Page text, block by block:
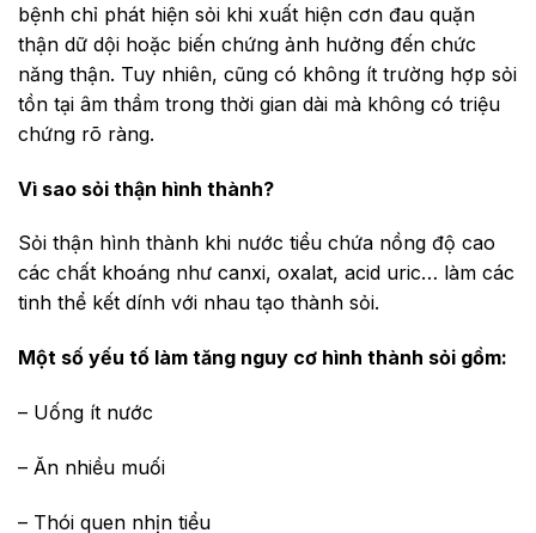
bệnh chỉ phát hiện sỏi khi xuất hiện cơn đau quặn
thận dữ dội hoặc biến chứng ảnh hưởng đến chức
năng thận. Tuy nhiên, cũng có không ít trường hợp sỏi
tồn tại âm thầm trong thời gian dài mà không có triệu
chứng rõ ràng.
Vì sao sỏi thận hình thành?
Sỏi thận hình thành khi nước tiểu chứa nồng độ cao
các chất khoáng như canxi, oxalat, acid uric… làm các
tinh thể kết dính với nhau tạo thành sỏi.
Một số yếu tố làm tăng nguy cơ hình thành sỏi gồm:
– Uống ít nước
– Ăn nhiều muối
– Thói quen nhịn tiểu